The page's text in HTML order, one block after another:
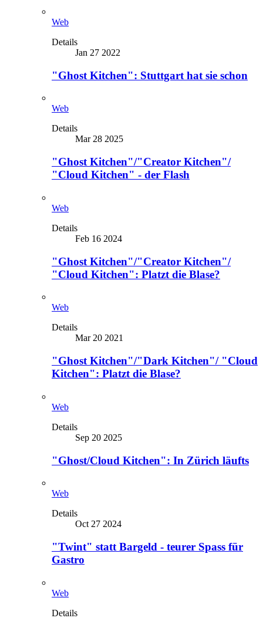
Web
Details
Jan 27 2022
"Ghost Kitchen": Stuttgart hat sie schon
Web
Details
Mar 28 2025
"Ghost Kitchen"/"Creator Kitchen"/
"Cloud Kitchen" - der Flash
Web
Details
Feb 16 2024
"Ghost Kitchen"/"Creator Kitchen"/
"Cloud Kitchen": Platzt die Blase?
Web
Details
Mar 20 2021
"Ghost Kitchen"/"Dark Kitchen"/ "Cloud
Kitchen": Platzt die Blase?
Web
Details
Sep 20 2025
"Ghost/Cloud Kitchen": In Zürich läufts
Web
Details
Oct 27 2024
"Twint" statt Bargeld - teurer Spass für
Gastro
Web
Details